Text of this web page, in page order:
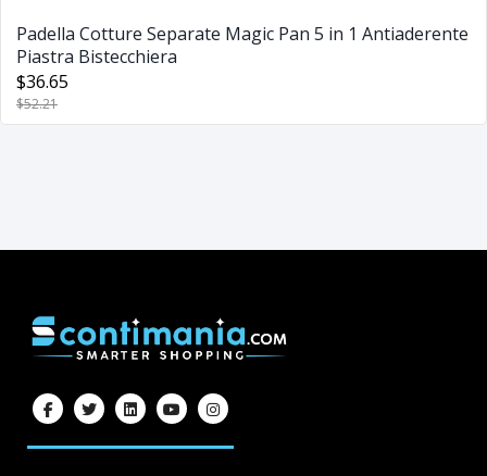
Padella Cotture Separate Magic Pan 5 in 1 Antiaderente
Piastra Bistecchiera
$36.65
$52.21